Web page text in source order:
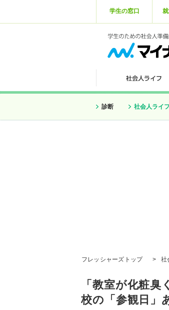
学生の窓口
診断 社会人ライフ
フレッシャーズトップ > 社
「教室が化粧
校の「参観日」